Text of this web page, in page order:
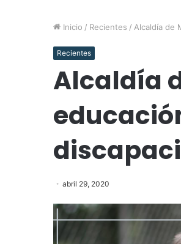
Inicio / Recientes / Alcaldía de
Recientes
Alcaldía
abril 29, 2020